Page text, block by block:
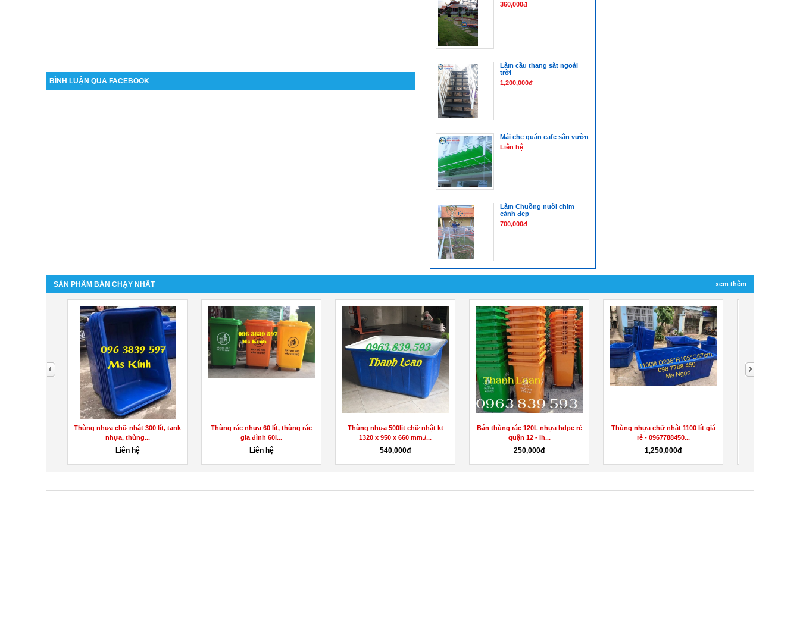
BÌNH LUẬN QUA FACEBOOK
360,000đ
Làm cầu thang sắt ngoài
trời
1,200,000đ
Mái che quán cafe sân vườn
Liên hệ
Làm Chuồng nuôi chim
cảnh đẹp
700,000đ
SẢN PHẨM BÁN CHẠY NHẤT xem thêm
Thùng nhựa chữ nhật 300 lít, tank
nhựa, thùng...
Liên hệ
Thùng rác nhựa 60 lít, thùng rác
gia đình 60l...
Liên hệ
Thùng nhựa 500lit chữ nhật kt
1320 x 950 x 660 mm./...
540,000đ
Bán thùng rác 120L nhựa hdpe rẻ
quận 12 - lh...
250,000đ
Thùng nhựa chữ nhật 1100 lít giá
rẻ - 0967788450...
1,250,000đ
next